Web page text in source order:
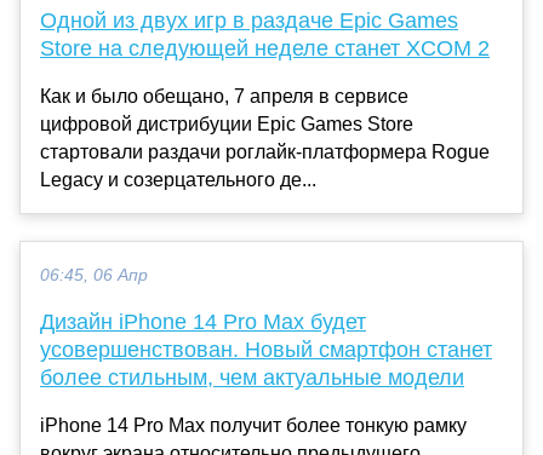
Одной из двух игр в раздаче Epic Games
Store на следующей неделе станет XCOM 2
Как и было обещано, 7 апреля в сервисе
цифровой дистрибуции Epic Games Store
стартовали раздачи роглайк-платформера Rogue
Legacy и созерцательного де...
06:45, 06 Апр
Дизайн iPhone 14 Pro Max будет
усовершенствован. Новый смартфон станет
более стильным, чем актуальные модели
iPhone 14 Pro Max получит более тонкую рамку